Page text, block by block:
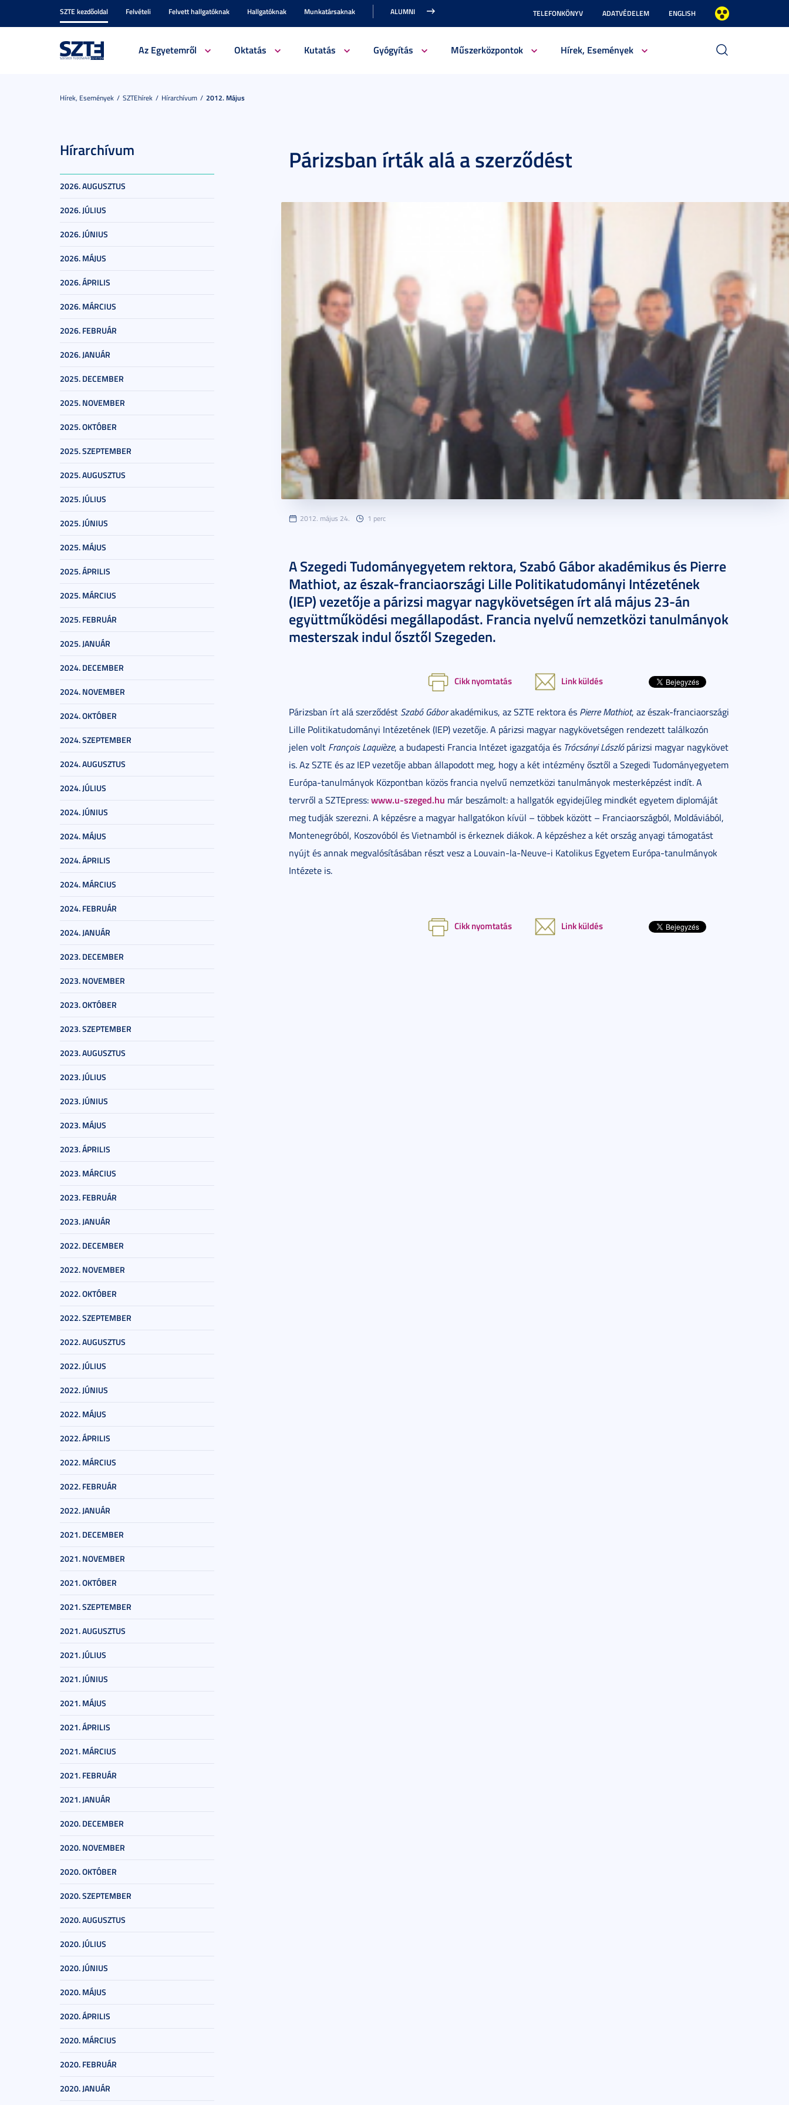
SZTE kezdőoldal Felvételi Felvett hallgatóknak Hallgatóknak Munkatársaknak ALUMNI TELEFONKÖNYV ADATVÉDELEM ENGLISH
Az Egyetemről Oktatás Kutatás Gyógyítás Műszerközpontok Hírek, Események
Hírek, Események SZTEhírek Hírarchívum 2012. Május
Hírarchívum
2026. AUGUSZTUS
2026. JÚLIUS
2026. JÚNIUS
2026. MÁJUS
2026. ÁPRILIS
2026. MÁRCIUS
2026. FEBRUÁR
2026. JANUÁR
2025. DECEMBER
2025. NOVEMBER
2025. OKTÓBER
2025. SZEPTEMBER
2025. AUGUSZTUS
2025. JÚLIUS
2025. JÚNIUS
2025. MÁJUS
2025. ÁPRILIS
2025. MÁRCIUS
2025. FEBRUÁR
2025. JANUÁR
2024. DECEMBER
2024. NOVEMBER
2024. OKTÓBER
2024. SZEPTEMBER
2024. AUGUSZTUS
2024. JÚLIUS
2024. JÚNIUS
2024. MÁJUS
2024. ÁPRILIS
2024. MÁRCIUS
2024. FEBRUÁR
2024. JANUÁR
2023. DECEMBER
2023. NOVEMBER
2023. OKTÓBER
2023. SZEPTEMBER
2023. AUGUSZTUS
2023. JÚLIUS
2023. JÚNIUS
2023. MÁJUS
2023. ÁPRILIS
2023. MÁRCIUS
2023. FEBRUÁR
2023. JANUÁR
2022. DECEMBER
2022. NOVEMBER
2022. OKTÓBER
2022. SZEPTEMBER
2022. AUGUSZTUS
2022. JÚLIUS
2022. JÚNIUS
2022. MÁJUS
2022. ÁPRILIS
2022. MÁRCIUS
2022. FEBRUÁR
2022. JANUÁR
2021. DECEMBER
2021. NOVEMBER
2021. OKTÓBER
2021. SZEPTEMBER
2021. AUGUSZTUS
2021. JÚLIUS
2021. JÚNIUS
2021. MÁJUS
2021. ÁPRILIS
2021. MÁRCIUS
2021. FEBRUÁR
2021. JANUÁR
2020. DECEMBER
2020. NOVEMBER
2020. OKTÓBER
2020. SZEPTEMBER
2020. AUGUSZTUS
2020. JÚLIUS
2020. JÚNIUS
2020. MÁJUS
2020. ÁPRILIS
2020. MÁRCIUS
2020. FEBRUÁR
2020. JANUÁR
Párizsban írták alá a szerződést
2012. május 24. 1 perc
A Szegedi Tudományegyetem rektora, Szabó Gábor akadémikus és Pierre
Mathiot, az észak-franciaországi Lille Politikatudományi Intézetének
(IEP) vezetője a párizsi magyar nagykövetségen írt alá május 23-án
együttműködési megállapodást. Francia nyelvű nemzetközi tanulmányok
mesterszak indul ősztől Szegeden.
Cikk nyomtatás Link küldés
Párizsban írt alá szerződést Szabó Gáborakadémikus, az SZTE rektora és Pierre Mathiot, az észak-franciaországi
Lille Politikatudományi Intézetének (IEP) vezetője. A párizsi magyar nagykövetségen rendezett találkozón
jelen volt François Laquièze, a budapesti Francia Intézet igazgatója és Trócsányi Lászlópárizsi magyar nagykövet
is. Az SZTE és az IEP vezetője abban állapodott meg, hogy a két intézmény ősztől a Szegedi Tudományegyetem
Európa-tanulmányok Központban közös francia nyelvű nemzetközi tanulmányok mesterképzést indít. A
tervről a SZTEpress:www.u-szeged.hu már beszámolt: a hallgatók egyidejűleg mindkét egyetem diplomáját
meg tudják szerezni. A képzésre a magyar hallgatókon kívül – többek között – Franciaországból, Moldáviából,
Montenegróból, Koszovóból és Vietnamból is érkeznek diákok. A képzéshez a két ország anyagi támogatást
nyújt és annak megvalósításában részt vesz a Louvain-la-Neuve-i Katolikus Egyetem Európa-tanulmányok
Intézete is.
Cikk nyomtatás Link küldés